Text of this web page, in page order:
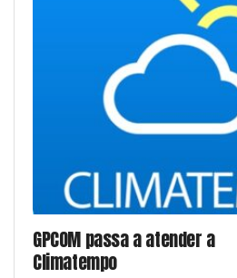
GPCOM passa a atender a
Climatempo